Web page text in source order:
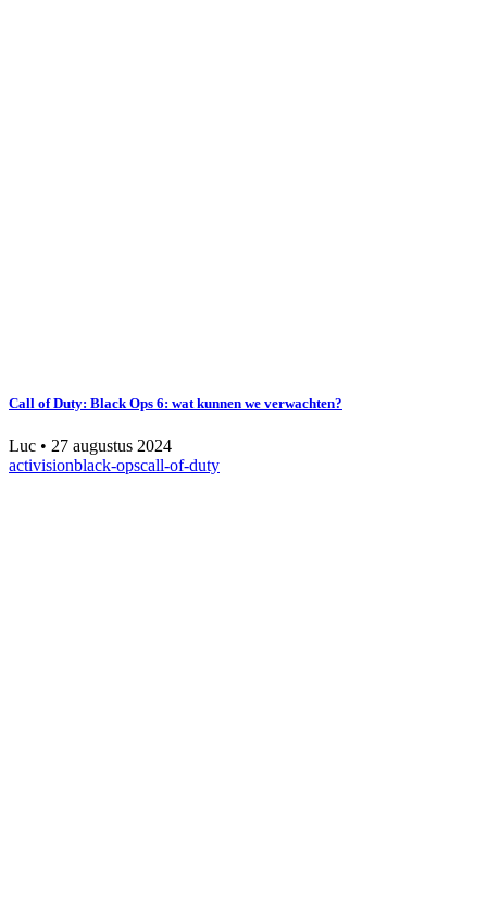
Call of Duty: Black Ops 6: wat kunnen we verwachten?
Luc • 27 augustus 2024
activisionblack-opscall-of-duty